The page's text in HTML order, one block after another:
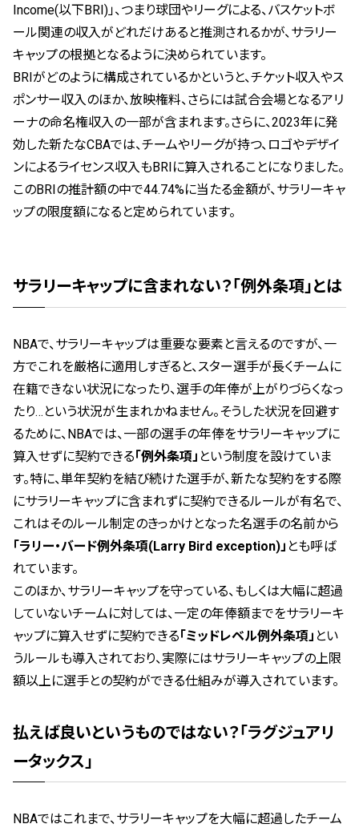
Income(以下BRI)」、つまり球団やリーグによる、バスケットボ
ール関連の収入がどれだけあると推測されるかが、サラリー
キャップの根拠となるように決められています。
BRIがどのように構成されているかというと、チケット収入やス
ポンサー収入のほか、放映権料、さらには試合会場となるアリ
ーナの命名権収入の一部が含まれます。さらに、2023年に発
効した新たなCBAでは、チームやリーグが持つ、ロゴやデザイ
ンによるライセンス収入もBRIに算入されることになりました。
このBRIの推計額の中で44.74%に当たる金額が、サラリーキャ
ップの限度額になると定められています。
サラリーキャップに含まれない？「例外条項」とは
NBAで、サラリーキャップは重要な要素と言えるのですが、一
方でこれを厳格に適用しすぎると、スター選手が長くチームに
在籍できない状況になったり、選手の年俸が上がりづらくなっ
たり…という状況が生まれかねません。そうした状況を回避す
るために、NBAでは、一部の選手の年俸をサラリーキャップに
算入せずに契約できる「例外条項」 という制度を設けていま
す。特に、単年契約を結び続けた選手が、新たな契約をする際
にサラリーキャップに含まれずに契約できるルールが有名で、
これはそのルール制定のきっかけとなった名選手の名前から
「ラリー・バード例外条項(Larry Bird exception)」 とも呼ば
れています。
このほか、サラリーキャップを守っている、もしくは大幅に超過
していないチームに対しては、一定の年俸額までをサラリーキ
ャップに算入せずに契約できる「ミッドレベル例外条項」 とい
うルールも導入されており、実際にはサラリーキャップの上限
額以上に選手との契約ができる仕組みが導入されています。
払えば良いというものではない？「ラグジュアリ
ータックス」
NBAではこれまで、サラリーキャップを大幅に超過したチーム